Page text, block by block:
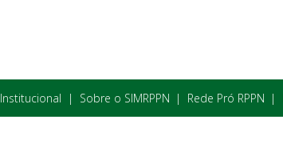
Institucional Sobre o SIMRPPN Rede Pró RPPN